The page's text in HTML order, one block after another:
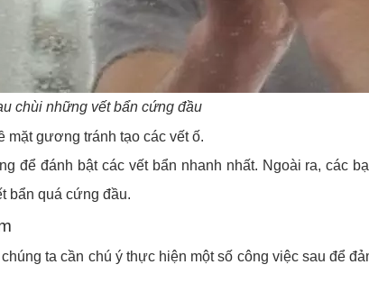
chùi những vết bẩn cứng đầu
mặt gương tránh tạo các vết ố.
để đánh bật các vết bẩn nhanh nhất. Ngoài ra, các
bẩn quá cứng đầu.
ta cần chú ý thực hiện một số công việc sau để